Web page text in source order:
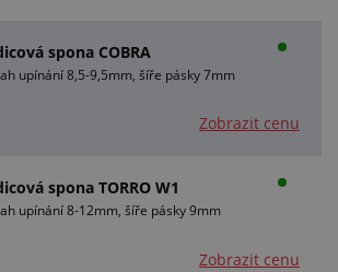
spona COBRA
upínání 8,5-9,5mm, šíře pásky 7mm
Zobrazit cenu
spona TORRO W1
upínání 8-12mm, šíře pásky 9mm
Zobrazit cenu